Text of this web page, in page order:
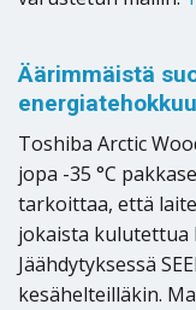
Äärimmäistä
Toshiba Arctic
jopa -35 °C
tarkoittaa, että
jokaista kulutettua
Jäähdytyksessä
kesähelteilläkin.